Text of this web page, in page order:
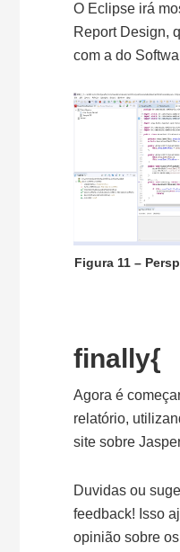
O Eclipse irá
Report Design,
com a do
Figura 11 –
finally{
Agora é
relatório,
site sobre
Duvidas ou
feedback! Isso
opinião sobre